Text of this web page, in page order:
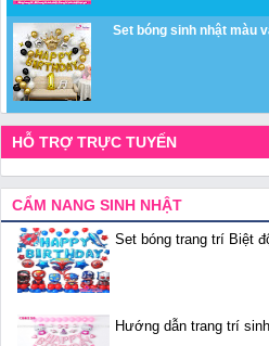
Set bóng sinh nhật màu
HỖ TRỢ TRỰC TUYẾN
CẨM NANG SINH NHẬT
Set bóng trang trí Biệt
Hướng dẫn trang trí